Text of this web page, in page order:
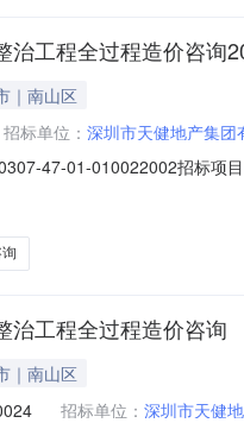
治工程全过程造价咨询
｜南山区
招标单位： 深圳市天健地产集团
47-01-010022002招标项
：深圳市建星项目管理顾问
治工程全过程造价咨询
｜南山区
招标单位： 深圳市天健